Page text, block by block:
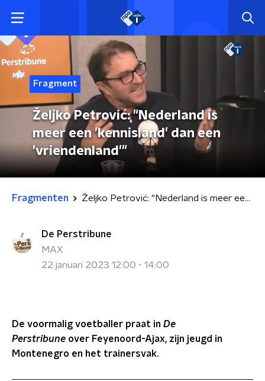
Fragment
Željko Petrović: "Nederland is
meer een 'kennisland' dan een
'vriendenland'"
Fragmenten Željko Petrović: "Nederland is meer een 'kennisland' dan een 'vriendenland'"
De Perstribune
MAX
22 januari 2023 12:00 - 14:00
De voormalig voetballer praat in De
Perstribune over Feyenoord-Ajax, zijn jeugd in
Montenegro en het trainersvak.